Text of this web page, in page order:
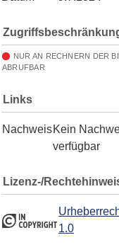
NUR AN RECHNERN DER
ABRUFBAR
Links
NachweisKein
verfügbar
Lizenz-/
1.0